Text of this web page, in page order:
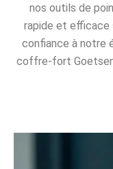
nos outils de
rapide et efficace
confiance à notre
coffre-fort